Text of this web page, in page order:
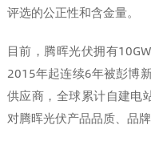
评选的公正性和含金量。
目前，腾晖光伏拥有
2015年起连续6年被彭博
供应商，全球累计自建电
对腾晖光伏产品品质、品